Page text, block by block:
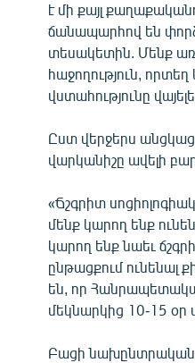
է մի քայլ
ճանապարհով են
տեսակետին. Մենք
հաջողություն,
վստահությունը
Ըստ վերջերս
վարկանիշը ավելի
«Ճշգրիտ
մենք կարող ենք
կարող ենք նաեւ
ընթացքում ունենալ
են, որ
մեկնարկից 10-15 օր
Բացի նախընտրական